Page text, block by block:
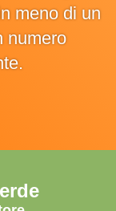
meno di un
numero